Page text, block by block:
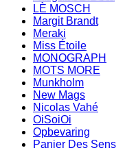
LÈ MOSCH
Margit Brandt
Meraki
Miss Étoile
MONOGRAPH
MOTS MORE
Munkholm
New Mags
Nicolas Vahé
OiSoiOi
Opbevaring
Panier Des Sens